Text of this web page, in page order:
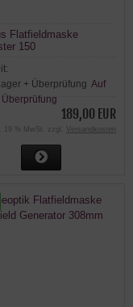
Flatfieldmaske
150
Auf
189,00 EUR
19 % MwSt. zzgl. Versandkosten